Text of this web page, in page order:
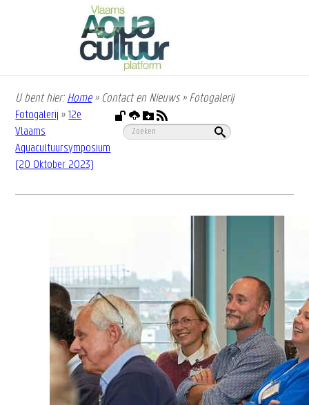
gaan
Kruimelpad
U bent hier: Home » Contact en Nieuws » Fotogalerij
Fotogalerij »12e
Vlaams
Aquacultuursymposium
(20 Oktober 2023)